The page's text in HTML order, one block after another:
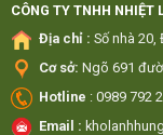
CÔNG TY TNHH NHIỆT
Địa chỉ : Số nhà
Cơ sở: Ngõ 691
Hotline : 0989 792
Email :